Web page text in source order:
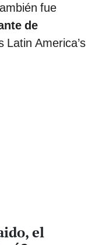
fue
de
Latin America’s
el